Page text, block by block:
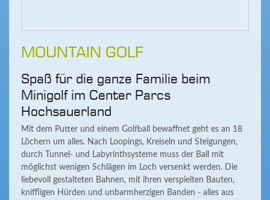
MOUNTAIN GOLF
Spaß für die ganze Familie beim
Minigolf im Center Parcs
Hochsauerland
Mit dem Putter und einem Golfball bewaffnet geht es an 18
Löchern um alles. Nach Loopings, Kreiseln und Steigungen,
durch Tunnel- und Labyrinthsysteme muss der Ball mit
möglichst wenigen Schlägen im Loch versenkt werden. Die
liebevoll gestalteten Bahnen, mit ihren verspielten Bauten,
kniffligen Hürden und unbarmherzigen Banden - alles aus